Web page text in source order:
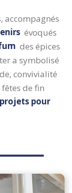
accompagnés
évoqués
des épices
a symbolisé
convivialité
de fin
pour